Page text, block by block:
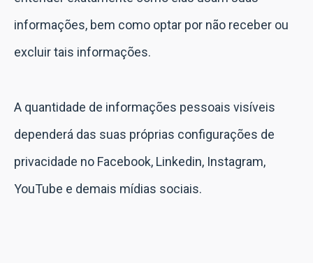
informações, bem como optar por não receber ou
excluir tais informações.
A quantidade de informações pessoais visíveis
dependerá das suas próprias configurações de
privacidade no Facebook, Linkedin, Instagram,
YouTube e demais mídias sociais.